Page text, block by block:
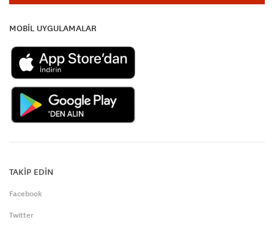
MOBİL UYGULAMALAR
TAKİP EDİN
Facebook
Twitter